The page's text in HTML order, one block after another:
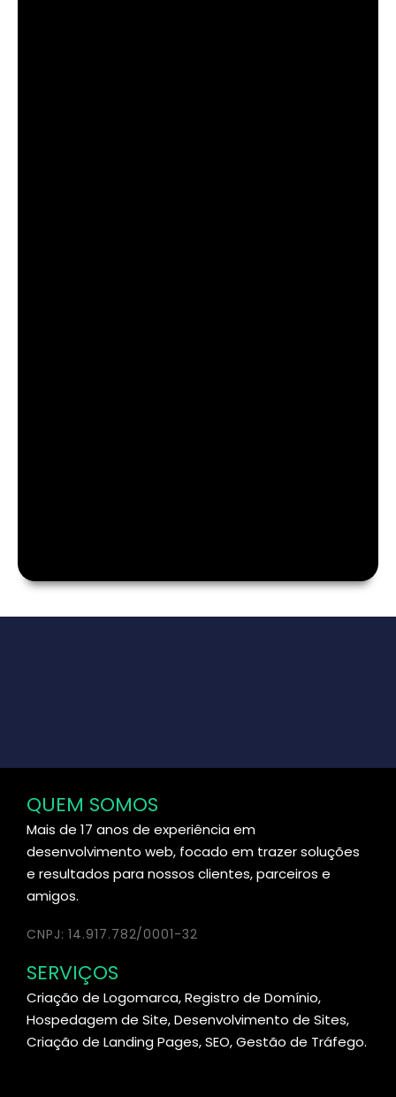
QUEM SOMOS
Mais de 17 anos de experiência em
desenvolvimento web, focado em trazer soluções
e resultados para nossos clientes, parceiros e
amigos.
CNPJ: 14.917.782/0001-32
SERVIÇOS
Criação de Logomarca, Registro de Domínio,
Hospedagem de Site, Desenvolvimento de Sites,
Criação de Landing Pages, SEO, Gestão de Tráfego.